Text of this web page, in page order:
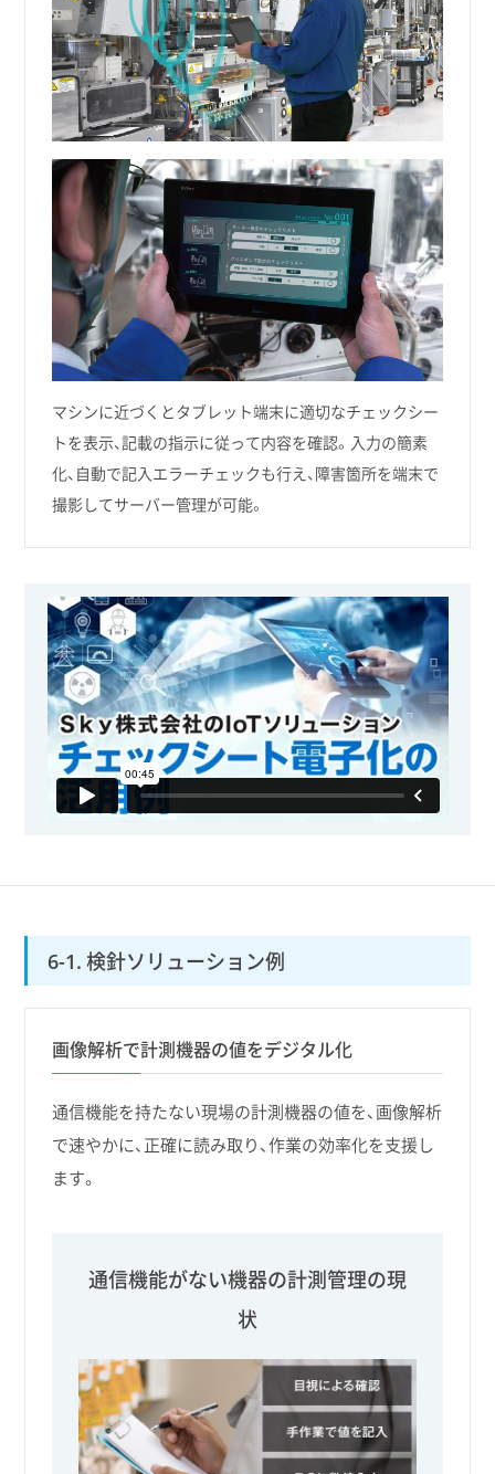
マシンに近づくとタブレット端末に適切なチェックシー
トを表示、記載の指示に従って内容を確認。入力の簡素
化、自動で記入エラーチェックも行え、障害箇所を端末で
撮影してサーバー管理が可能。
6-1. 検針ソリューション例
画像解析で計測機器の値をデジタル化
通信機能を持たない現場の計測機器の値を、画像解析
で速やかに、正確に読み取り、作業の効率化を支援し
ます。
通信機能がない機器の計測管理の現
状